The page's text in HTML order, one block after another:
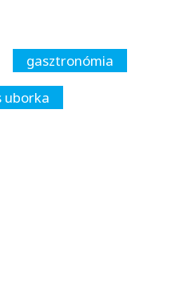
gasztronómia
uborka